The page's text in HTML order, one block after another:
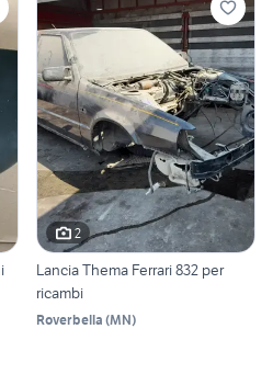
2
Lancia Thema Ferrari 832 per
ricambi
Roverbella (MN)